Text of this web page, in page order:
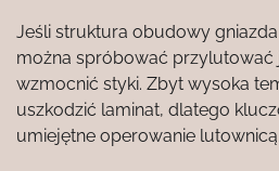
Jeśli struktura obudowy
można spróbować przylutować
wzmocnić styki. Zbyt wysoka
uszkodzić laminat, dlatego
umiejętne operowanie lutownicą.